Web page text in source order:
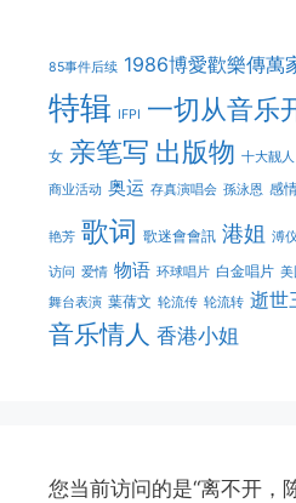
85事件后续 1986博愛歡樂傳萬
特辑 IFPI 一切从音乐
女 亲笔写 出版物 十大靓人
商业活动 奥运 存真演唱会 孫泳恩 感
艳芳 歌词 歌迷會會訊 港姐 溥
访问 爱情 物语 环球唱片 白金唱片 美
舞台表演 葉蒨文 轮流传 轮流转 逝世
音乐情人 香港小姐
您当前访问的是“离不开，